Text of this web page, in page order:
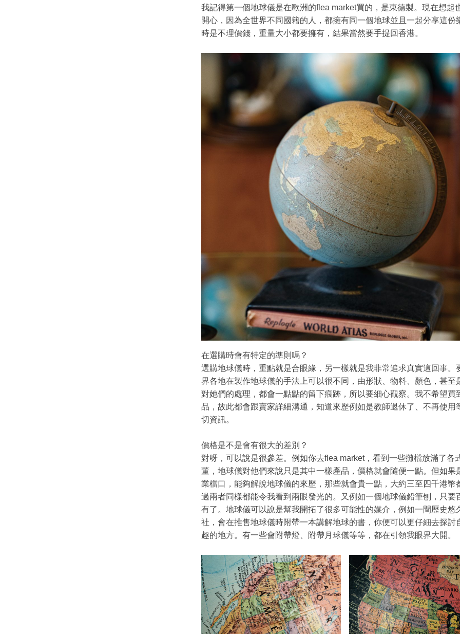
我記得第一個地球儀是在歐洲的flea market買的，是東德製。現在想起
開心，因為全世界不同國籍的人，都擁有同一個地球並且一起分享這份
時是不理價錢，重量大小都要擁有，結果當然要手提回香港。
在選購時會有特定的準則嗎？
選購地球儀時，重點就是合眼緣，另一樣就是我非常追求真實這回事。
界各地在製作地球儀的手法上可以很不同，由形狀、物料、顏色，甚至
對她們的處理，都會一點點的留下痕跡，所以要細心觀察。我不希望買
品，故此都會跟賣家詳細溝通，知道來歷例如是教師退休了、不再使用
切資訊。
價格是不是會有很大的差別？
對呀，可以說是很參差。例如你去flea market，看到一些攤檔放滿了各
董，地球儀對他們來說只是其中一樣產品，價格就會隨便一點。但如果
業檔口，能夠解說地球儀的來歷，那些就會貴一點，大約三至四千港幣
過兩者同樣都能令我看到兩眼發光的。又例如一個地球儀鉛筆刨，只要
有了。地球儀可以說是幫我開拓了很多可能性的媒介，例如一間歷史悠
社，會在推售地球儀時附帶一本講解地球的書，你便可以更仔細去探討
趣的地方。有一些會附帶燈、附帶月球儀等等，都在引領我眼界大開。